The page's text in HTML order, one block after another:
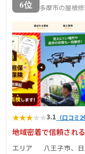
6位 多摩市の屋根
★★★★★3.1 （口コミ2
地域密着で信頼され
エリア
八王子市、